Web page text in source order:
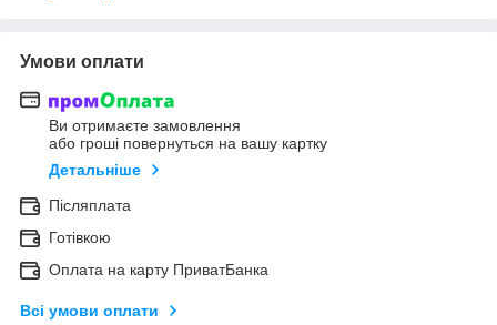
Умови оплати
Ви отримаєте замовлення
або гроші повернуться на вашу картку
Детальніше
Післяплата
Готівкою
Оплата на карту ПриватБанка
Всі умови оплати